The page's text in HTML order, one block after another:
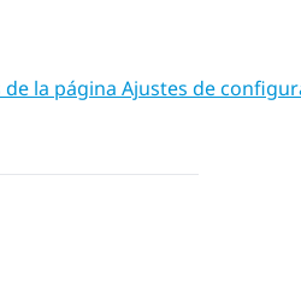
la página Ajustes de